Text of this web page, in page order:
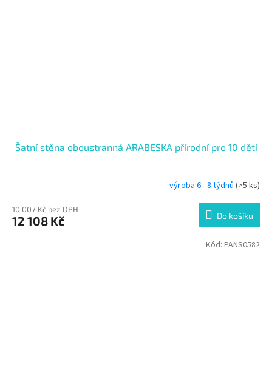
Šatní stěna oboustranná ARABESKA přírodní pro 10 dětí
výroba 6 - 8 týdnů (>5 ks)
10 007 Kč bez DPH
12 108 Kč Do košíku
Kód: PANS0582